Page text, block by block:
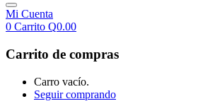
Mi Cuenta
0 Carrito Q0.00
Carrito de compras
Carro vacío.
Seguir comprando